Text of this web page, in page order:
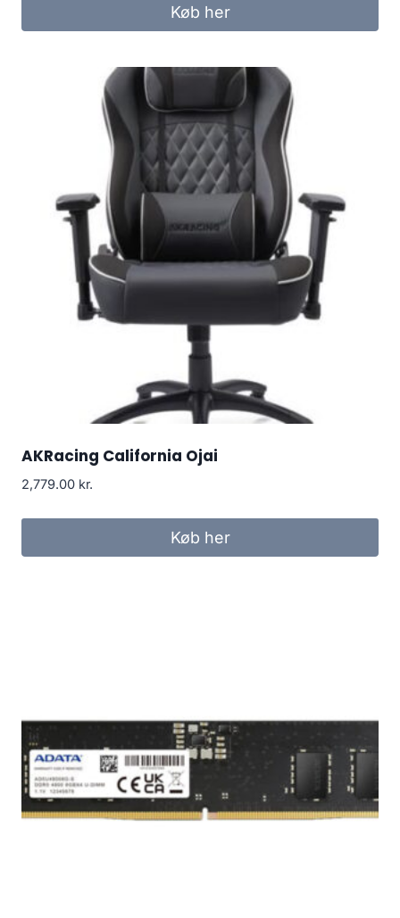
Køb her
AKRacing California Ojai
2,779.00 kr.
Køb her